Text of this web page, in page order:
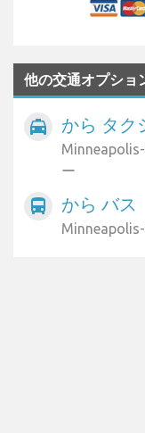
他の交通オプショ
local_taxi から タク
ー
directions_bus から バス